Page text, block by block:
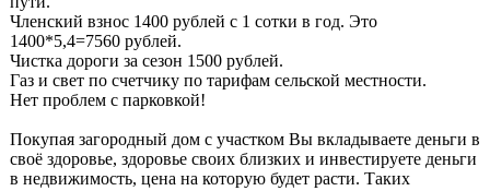
Членский взнос 1400 рублей с 1 сотки в год. Это
1400*5,4=7560 рублей.
Чистка дороги за сезон 1500 рублей.
Газ и свет по счетчику по тарифам сельской местности.
Нет проблем с парковкой!
Покупая загородный дом с участком Вы вкладываете деньги в
своё здоровье, здоровье своих близких и инвестируете деньги
в недвижимость, цена на которую будет расти. Таких